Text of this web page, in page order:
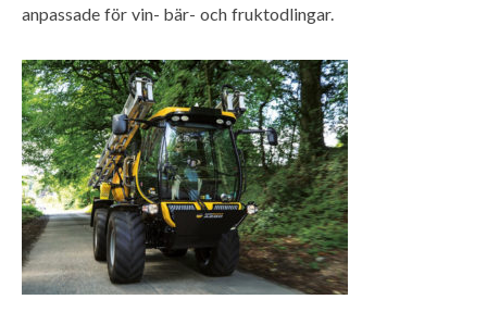
anpassade för vin- bär- och fruktodlingar.